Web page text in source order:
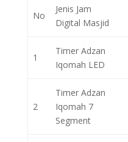
No
Jenis Jam
Digital Masjid
1
Timer Adzan
Iqomah LED
2
Timer Adzan
Iqomah 7
Segment